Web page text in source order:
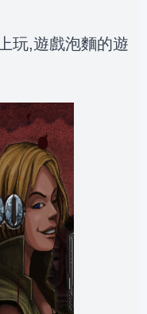
玩,遊戲泡麵的遊